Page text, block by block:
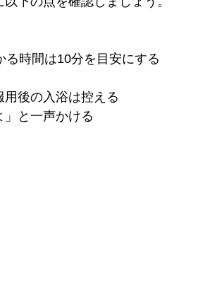
時間は10分を目安にする
後の入浴は控える
と一声かける